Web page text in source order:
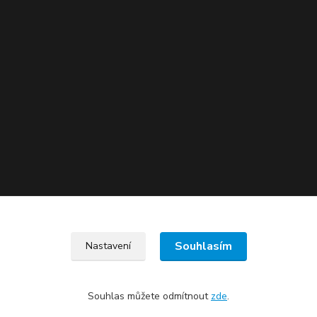
Nastavení Souhlasím
Souhlas můžete odmítnout zde.